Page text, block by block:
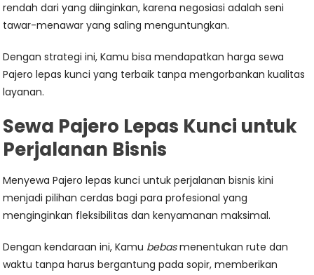
rendah dari yang diinginkan, karena negosiasi adalah seni
tawar-menawar yang saling menguntungkan.
Dengan strategi ini, Kamu bisa mendapatkan harga sewa
Pajero lepas kunci yang terbaik tanpa mengorbankan kualitas
layanan.
Sewa Pajero Lepas Kunci untuk
Perjalanan Bisnis
Menyewa Pajero lepas kunci untuk perjalanan bisnis kini
menjadi pilihan cerdas bagi para profesional yang
menginginkan fleksibilitas dan kenyamanan maksimal.
Dengan kendaraan ini, Kamu bebasmenentukan rute dan
waktu tanpa harus bergantung pada sopir, memberikan